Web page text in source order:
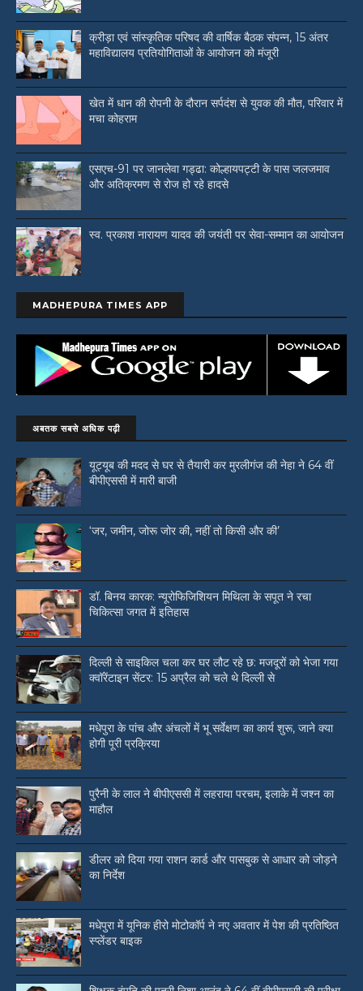
क्रीड़ा एवं सांस्कृतिक परिषद की वार्षिक बैठक संपन्न, 15 अंतर
महाविद्यालय प्रतियोगिताओं के आयोजन को मंजूरी
खेत में धान की रोपनी के दौरान सर्पदंश से युवक की मौत, परिवार में
मचा कोहराम
एसएच-91 पर जानलेवा गड्ढा: कोल्हायपट्टी के पास जलजमाव
और अतिक्रमण से रोज हो रहे हादसे
स्व. प्रकाश नारायण यादव की जयंती पर सेवा-सम्मान का आयोजन
MADHEPURA TIMES APP
अबतक सबसे अधिक पढ़ी
यूट्यूब की मदद से घर से तैयारी कर मुरलीगंज की नेहा ने 64 वीं
बीपीएससी में मारी बाजी
‘जर, जमीन, जोरू जोर की, नहीं तो किसी और की’
डॉ. बिनय कारक: न्यूरोफिजिशियन मिथिला के सपूत ने रचा
चिकित्सा जगत में इतिहास
दिल्ली से साइकिल चला कर घर लौट रहे छ: मजदूरों को भेजा गया
क्वॉरेंटाइन सेंटर: 15 अप्रैल को चले थे दिल्ली से
मधेपुरा के पांच और अंचलों में भू सर्वेक्षण का कार्य शुरू, जाने क्या
होगी पूरी प्रक्रिया
पुरैनी के लाल ने बीपीएससी में लहराया परचम, इलाके में जश्न का
माहौल
डीलर को दिया गया राशन कार्ड और पासबुक से आधार को जोड़ने
का निर्देश
मधेपुरा में यूनिक हीरो मोटोकॉर्प ने नए अवतार में पेश की प्रतिष्ठित
स्प्लेंडर बाइक